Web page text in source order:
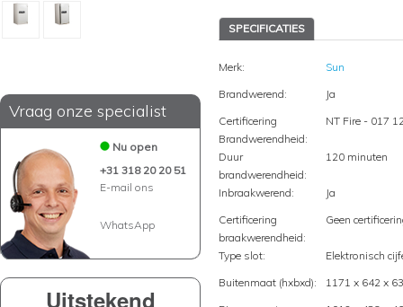
Vraag onze specialist
Nu open
+31 318 20 20 51
E-mail ons
WhatsApp
Uitstekend
SPECIFICATIES
Merk:
Sun
Brandwerend:
Ja
Certificering
Brandwerendheid:
NT Fire - 017
Duur
brandwerendheid:
120 minuten
Inbraakwerend:
Ja
Certificering
braakwerendheid:
Geen
Type slot:
Elektronisch
Buitenmaat (hxbxd):
1171 x 642 x